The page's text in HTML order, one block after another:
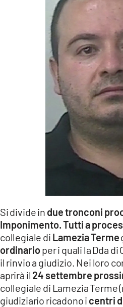
LACITYMAG.IT
ILREGGINO.IT
COSENZACHANNEL.IT
ILVIBONESE.IT
CATANZAROCHANNEL.IT
LACAPITALENEWS.IT
Si divide in due tronconi
Imponimento. Tutti a
collegiale di Lamezia Terme
ordinarioper i quali la Dda
il rinvio a giudizio. Nei loro
aprirà il 24 settembre
collegiale di Lamezia Terme
giudiziario ricadono i centri